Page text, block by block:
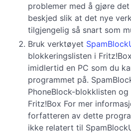
problemer med å gjøre
beskjed slik at det nye
tilgjengelig så snart som
Bruk verktøyet
blokkeringslisten i
imidlertid en PC som du
programmet på.
PhoneBlock-blokklisten og
Fritz!Box For mer
forfatteren av dette
ikke relatert til